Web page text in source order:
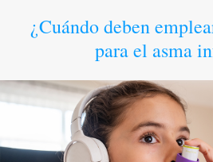
¿Cuándo deben
para el asma